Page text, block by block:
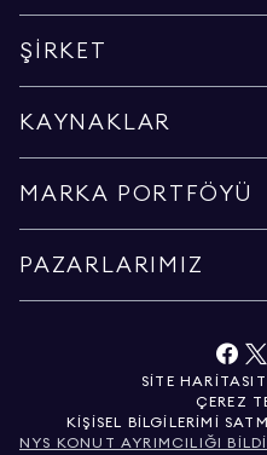
ŞIRKET
KAYNAKLAR
MARKA PORTFÖYÜ
PAZARLARIMIZ
SITE HARITASI
ÇEREZ
KIŞISEL BILGILERIMI
NYS KONUT AYRIMCILIĞI